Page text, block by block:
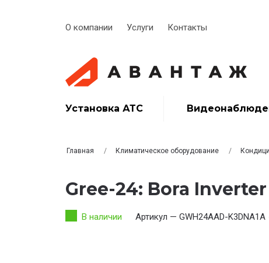
О компании Услуги Контакты
Установка АТС
Главная Климатическое оборудование
Gree-24: Bora Inverter
В наличии Артикул — GWH24AAD-K3DNA1A